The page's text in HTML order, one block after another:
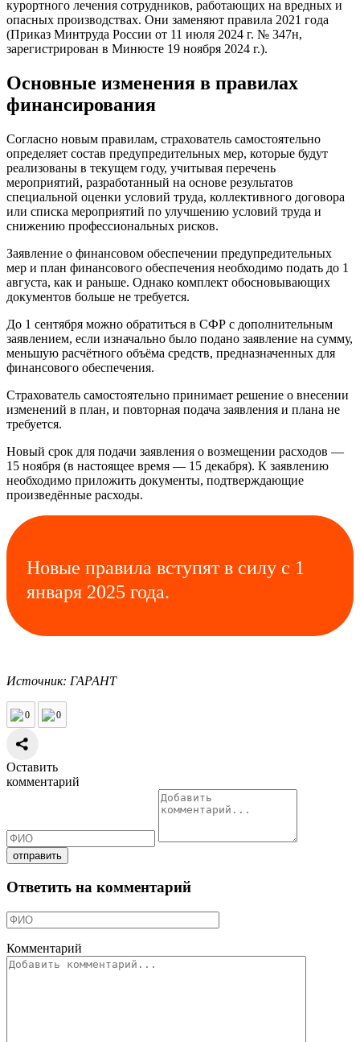
курортного лечения сотрудников, работающих на вредных и
опасных производствах. Они заменяют правила 2021 года
(Приказ Минтруда России от 11 июля 2024 г. № 347н,
зарегистрирован в Минюсте 19 ноября 2024 г.).
Основные изменения в правилах
финансирования
Согласно новым правилам, страхователь самостоятельно
определяет состав предупредительных мер, которые будут
реализованы в текущем году, учитывая перечень
мероприятий, разработанный на основе результатов
специальной оценки условий труда, коллективного договора
или списка мероприятий по улучшению условий труда и
снижению профессиональных рисков.
Заявление о финансовом обеспечении предупредительных
мер и план финансового обеспечения необходимо подать до 1
августа, как и раньше. Однако комплект обосновывающих
документов больше не требуется.
До 1 сентября можно обратиться в СФР с дополнительным
заявлением, если изначально было подано заявление на сумму,
меньшую расчётного объёма средств, предназначенных для
финансового обеспечения.
Страхователь самостоятельно принимает решение о внесении
изменений в план, и повторная подача заявления и плана не
требуется.
Новый срок для подачи заявления о возмещении расходов —
15 ноября (в настоящее время — 15 декабря). К заявлению
необходимо приложить документы, подтверждающие
произведённые расходы.
Новые правила вступят в силу с 1
января 2025 года.
Источник: ГАРАНТ
0 0
Оставить
комментарий
Ответить на комментарий
Комментарий